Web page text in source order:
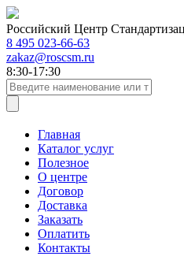
Российский Центр
8 495 023-66-63
zakaz@roscsm.ru
8:30-17:30
Главная
Каталог услуг
Полезное
О центре
Договор
Доставка
Заказать
Оплатить
Контакты